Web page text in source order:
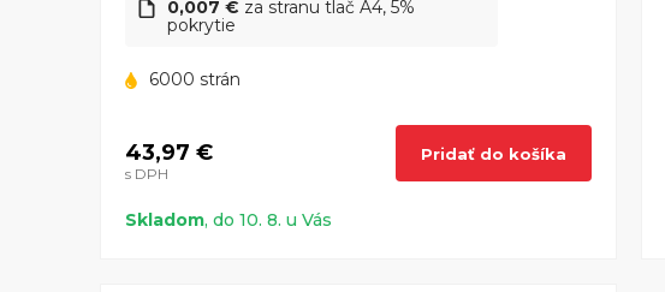
0,007 € za stranu tlač A4, 5%
pokrytie
6000 strán
43,97 €
s DPH
Pridať do košíka
Skladom, do 10. 8. u Vás